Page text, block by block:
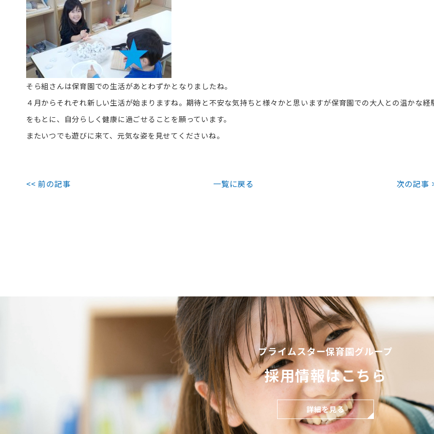
そら組さんは保育園での生活があとわずかとなりましたね。
４月からそれぞれ新しい生活が始まりますね。期待と不安な気持ちと様々かと思いますが保育園での大人との温かな経
をもとに、自分らしく健康に過ごせることを願っています。
またいつでも遊びに来て、元気な姿を見せてくださいね。
<< 前の記事 一覧に戻る 次の記事
プライムスター保育園グループ
採用情報はこちら
詳細を見る